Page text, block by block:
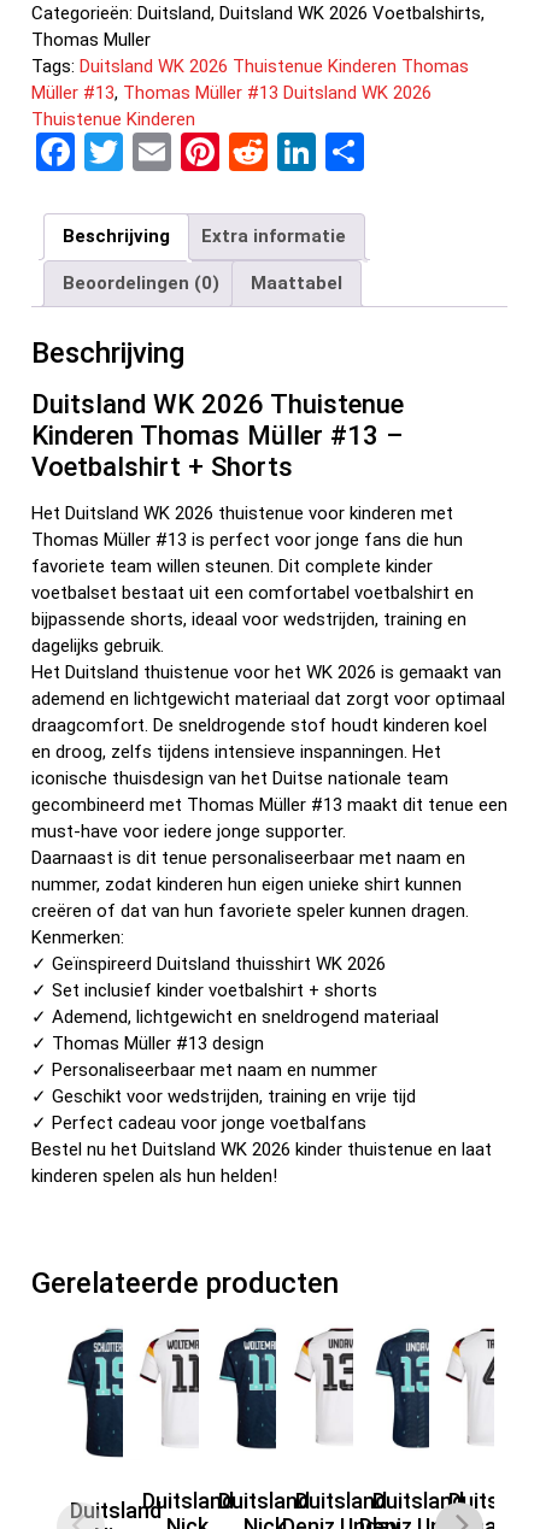
Categorieën:Duitsland,Duitsland WK 2026 Voetbalshirts,
Thomas Muller
Tags:Duitsland WK 2026 Thuistenue Kinderen Thomas
Müller #13, Thomas Müller #13 Duitsland WK 2026
Thuistenue Kinderen
F
ce
b
o
o
k
T
tt
er
E
ail
Pi
er
es
t
R
d
di
t
Li
ke
dI
n
e
n
Beschrijving Extra informatie
Beoordelingen (0) Maattabel
Beschrijving
Duitsland WK 2026 Thuistenue
Kinderen Thomas Müller #13 –
Voetbalshirt + Shorts
Het Duitsland WK 2026 thuistenue voor kinderen met
Thomas Müller #13 is perfect voor jonge fans die hun
favoriete team willen steunen. Dit complete kinder
voetbalset bestaat uit een comfortabel voetbalshirt en
bijpassende shorts, ideaal voor wedstrijden, training en
dagelijks gebruik.
Het Duitsland thuistenue voor het WK 2026 is gemaakt van
ademend en lichtgewicht materiaal dat zorgt voor optimaal
draagcomfort. De sneldrogende stof houdt kinderen koel
en droog, zelfs tijdens intensieve inspanningen. Het
iconische thuisdesign van het Duitse nationale team
gecombineerd met Thomas Müller #13 maakt dit tenue een
must-have voor iedere jonge supporter.
Daarnaast is dit tenue personaliseerbaar met naam en
nummer, zodat kinderen hun eigen unieke shirt kunnen
creëren of dat van hun favoriete speler kunnen dragen.
Kenmerken:
✓ Geïnspireerd Duitsland thuisshirt WK 2026
✓ Set inclusief kinder voetbalshirt + shorts
✓ Ademend, lichtgewicht en sneldrogend materiaal
✓ Thomas Müller #13 design
✓ Personaliseerbaar met naam en nummer
✓ Geschikt voor wedstrijden, training en vrije tijd
✓ Perfect cadeau voor jonge voetbalfans
Bestel nu het Duitsland WK 2026 kinder thuistenue en laat
kinderen spelen als hun helden!
Gerelateerde producten
DuitslandDuitslandDuitslandDuitslandDuitslandDuitsland